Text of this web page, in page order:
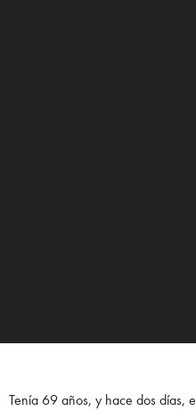
Tenía 69 años, y hace dos días,